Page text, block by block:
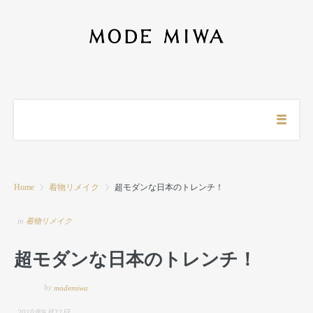
Home 着物リメイク 超モダンな日本のトレンチ！
in 着物リメイク
超モダンな日本のトレンチ！
by modemiwa